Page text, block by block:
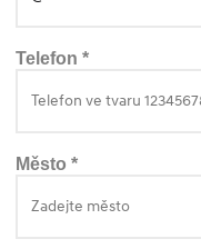
Telefon *
Město *